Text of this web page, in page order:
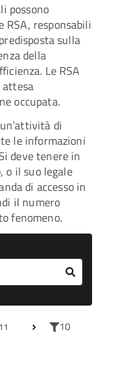
possono
RSA, responsabili
sulla
della
Le RSA
attesa
occupata.
di
le informazioni
deve tenere in
o il suo legale
di accesso in
il numero
fenomeno.
11 10